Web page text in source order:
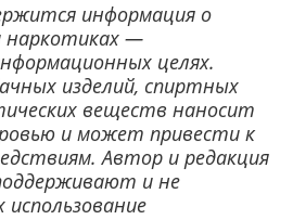
информация о
наркотиках —
целях.
изделий, спиртных
веществ наносит
и может привести к
Автор и редакция
и не